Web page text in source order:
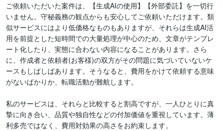
ご依頼いただいた案件は、【生成AIの使用】【外部委託】を一切行
いません。守秘義務の観点からも安心してご依頼いただけます。類
似サービスにはより低価格なものもありますが、それらは生成AI活
用を前提とした短時間での大量処理が中心のため、文章がテンプレ
ート化したり、実態に合わない内容になることがあります。さら
に、作成者と依頼者(お客様)の双方がその問題に気づいていないケ
ースもしばしばあります。そうなると、費用をかけて依頼する意味
がないばかりか、転職活動が難航します。
私のサービスは、それらと比較すると割高ですが、一人ひとりに真
摯に向き合い、品質や独自性などの付加価値を重視しています。薄
利多売ではなく、費用対効果の高さをお約束します。